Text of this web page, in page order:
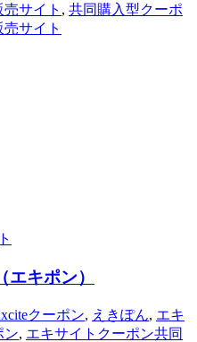
サイト , 共同購入型クーポ
サイト
キポン）
クーポン, えきぽん, エキ
ン, エキサイトクーポン共同